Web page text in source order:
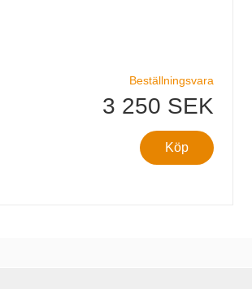
Beställningsvara
3 250 SEK
Köp